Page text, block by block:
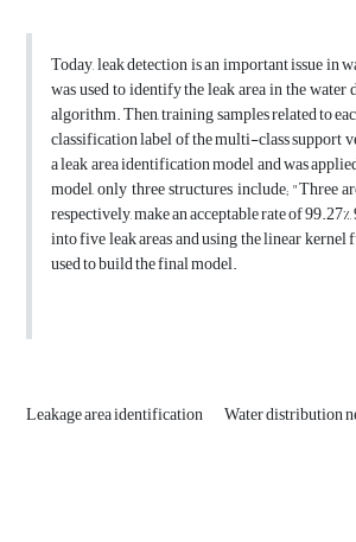
Today, leak detection is an important issue in
was used to identify the leak area in the
algorithm. Then, training samples related to
classification label of the multi-class support
a leak area identification model and was
model, only three structures include; "Three
respectively, make an acceptable rate of
into five leak areas and using the linear
used to build the final model.
Leakage area identification Water distribution